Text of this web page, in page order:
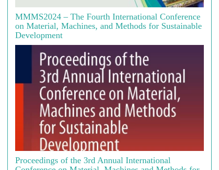
MMMS2024 – The Fourth International Conference
on Material, Machines, and Methods for Sustainable
Development
Proceedings of the 3rd Annual International